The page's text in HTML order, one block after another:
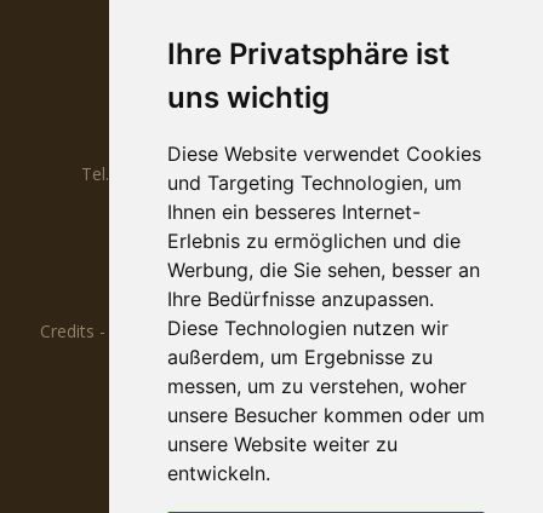
Ihre Privatsphäre ist
uns wichtig
Diese Website verwendet Cookies
und Targeting Technologien, um
Ihnen ein besseres Internet-
Erlebnis zu ermöglichen und die
Werbung, die Sie sehen, besser an
Ihre Bedürfnisse anzupassen.
Diese Technologien nutzen wir
außerdem, um Ergebnisse zu
messen, um zu verstehen, woher
unsere Besucher kommen oder um
unsere Website weiter zu
entwickeln.
Appartements Guntraun
Cutraunstrasse 33
I-39020
Rabland, Partschins
Tel. 0039 0473 967097 Mobil 0039 338 983 14 88
info@guntraun.com www.guntraun.com
CIN IT021062B464UZDSB7
MwSt-Nr. 00325680213
Credits - - Cookies- Cookie-Einstellungen- Sitemap